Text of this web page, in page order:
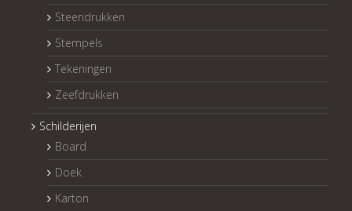
Steendrukken
Stempels
Tekeningen
Zeefdrukken
Schilderijen
Board
Doek
Karton